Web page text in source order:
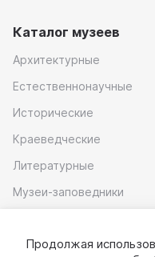
Каталог музеев
Архитектурные
Естественнонаучные
Исторические
Краеведческие
Литературные
Музеи-заповедники
Продолжая